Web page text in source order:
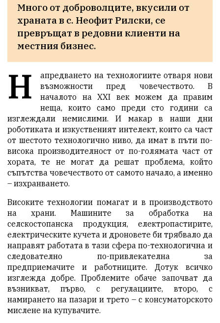
Много от доброволците, вкусили от
храната в с. Неофит Рилски, се
превръщат в редовни клиенти на
местния бизнес.
Н
апредването на технологиите отваря нови
възможности пред човечеството. В
началото на XXI век можем да правим
неща, които само преди сто години са
изглеждали немислими. И макар в наши дни
роботиката и изкуственият интелект, които са част
от шестото технологично ниво, да имат в пъти по-
висока производителност от по-голямата част от
хората, те не могат да решат проблема, който
съпътства човечеството от самото начало, а именно
– изхранването.
Високите технологии помагат и в производството
на храни. Машините за обработка на
селскостопанска продукция, електропастирите,
електрическите кучета и дроновете би трябвало да
направят работата в тази сфера по-технологична и
следователно по-привлекателна за
предприемачите и работниците. Дотук всичко
изглежда добре. Проблемите обаче започват да
възникват, първо, с регулациите, второ, с
намирането на пазари и трето – с консуматорското
мислене на купувачите.